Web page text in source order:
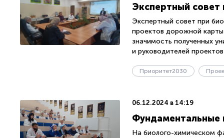
Экспертный совет
Экспертный совет при
проектов дорожной
значимость полученных
и руководителей
Приоритет2030
06.12.2024 в 14:19
Фундаментальные
На биолого-химическом